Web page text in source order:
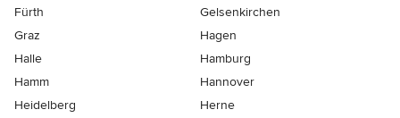
Fürth
Gelsenkirchen
Graz
Hagen
Halle
Hamburg
Hamm
Hannover
Heidelberg
Herne